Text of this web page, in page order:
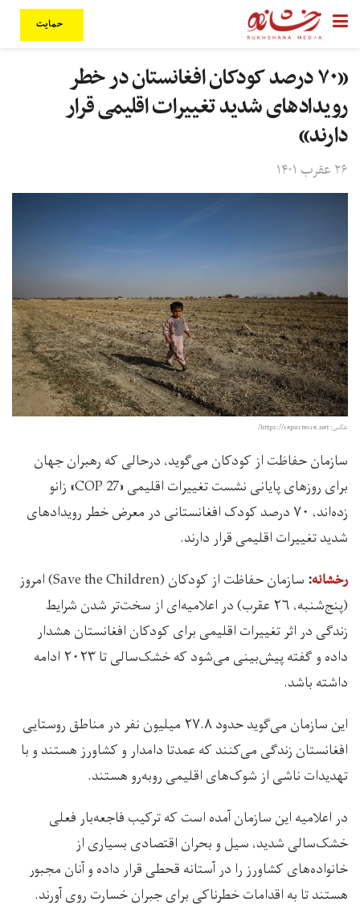
حمایت
«۷۰ درصد کودکان افغانستان در خطر
رویدادهای شدید تغییرات اقلیمی قرار
دارند»
۲۶ عقرب ۱۴۰۱
عکس: https://reporterre.net/
سازمان حفاظت از کودکان می‌گوید، درحالی که رهبران جهان
برای روزهای پایانی نشست تغییرات اقلیمی «COP 27» زانو
زده‌اند، ۷۰ درصد کودک افغانستانی در معرض خطر رویدادهای
شدید تغییرات اقلیمی قرار دارند.
رخشانه:
سازمان حفاظت از کودکان (Save the Children) امروز
(پنج‌شنبه، ۲۶ عقرب) در اعلامیه‌ای از سخت‌تر شدن شرایط
زندگی در اثر تغییرات اقلیمی برای کودکان افغانستان هشدار
داده و گفته پیش‌بینی می‌شود که خشک‌سالی تا ۲۰۲۳ ادامه
داشته باشد.
این سازمان می‌گوید حدود ۲۷.۸ میلیون نفر در مناطق روستایی
افغانستان زندگی می‌کنند که عمدتا دامدار و کشاورز هستند و با
تهدیدات ناشی از شوک‌های اقلیمی روبه‌رو هستند.
در اعلامیه این سازمان آمده است که ترکیب فاجعه‌بار فعلی
خشک‌سالی شدید، سیل و بحران اقتصادی بسیاری از
خانواده‌های کشاورز را در آستانه قحطی قرار داده و آنان مجبور
هستند تا به اقدامات خطرناکی برای جبران خسارت روی آورند.